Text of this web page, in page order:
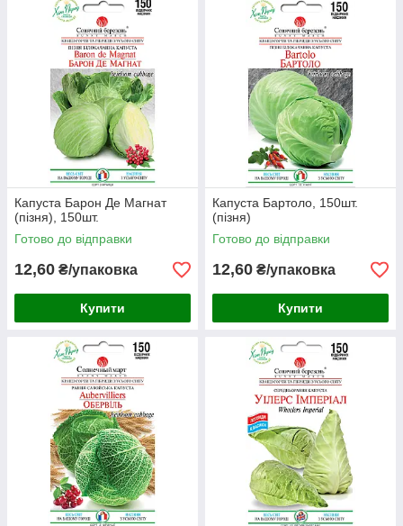
Капуста Барон Де Магнат
(пізня), 150шт.
Готово до відправки
12,60 ₴/упаковка
Купити
Капуста Бартоло, 150шт.
(пізня)
Готово до відправки
12,60 ₴/упаковка
Купити